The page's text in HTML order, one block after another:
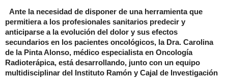
Ante la necesidad de disponer de una herramienta que
permitiera a los profesionales sanitarios predecir y
anticiparse a la evolución del dolor y sus efectos
secundarios en los pacientes oncológicos, la Dra. Carolina
de la Pinta Alonso, médico especialista en Oncología
Radioterápica, está desarrollando, junto con un equipo
multidisciplinar del Instituto Ramón y Cajal de Investigación